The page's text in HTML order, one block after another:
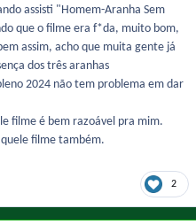
assisti "Homem-Aranha Sem
que o filme era f*da, muito bom,
assim, acho que muita gente já
dos três aranhas
2024 não tem problema em dar
filme é bem razoável pra mim.
filme também.
2